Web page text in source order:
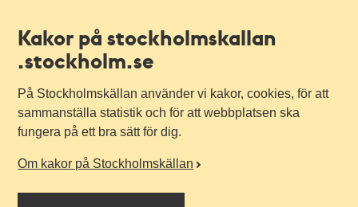
Kakor på stockholmskallan
.stockholm.se
På Stockholmskällan använder vi kakor, cookies, för att
sammanställa statistik och för att webbplatsen ska
fungera på ett bra sätt för dig.
Om kakor på Stockholmskällan